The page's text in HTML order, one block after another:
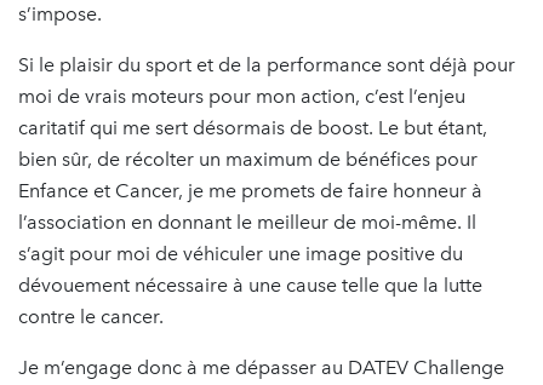
s’impose.
Si le plaisir du sport et de la performance sont déjà pour
moi de vrais moteurs pour mon action, c’est l’enjeu
caritatif qui me sert désormais de boost. Le but étant,
bien sûr, de récolter un maximum de bénéfices pour
Enfance et Cancer, je me promets de faire honneur à
l’association en donnant le meilleur de moi-même. Il
s’agit pour moi de véhiculer une image positive du
dévouement nécessaire à une cause telle que la lutte
contre le cancer.
Je m’engage donc à me dépasser au DATEV Challenge